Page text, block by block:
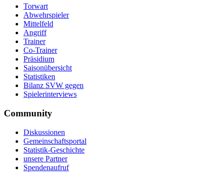
Torwart
Abwehrspieler
Mittelfeld
Angriff
Trainer
Co-Trainer
Präsidium
Saisonübersicht
Statistiken
Bilanz SVW gegen
Spielerinterviews
Community
Diskussionen
Gemeinschaftsportal
Statistik-Geschichte
unsere Partner
Spendenaufruf